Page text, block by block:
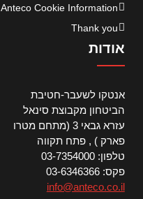
Anteco Cookie Information
Thank you
אודות
אנטקו לשעבר-חטיבת
הביטחון מקבוצת סינאל
עזרא גבאי 3 (מתחם מטרו
פארק ) , פתח תקווה
טלפון: 03-7354000
פקס: 03-6346366
info@anteco.co.il